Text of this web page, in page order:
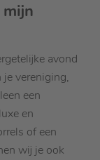
avond
je vereniging,
een
en
of een
wij je ook